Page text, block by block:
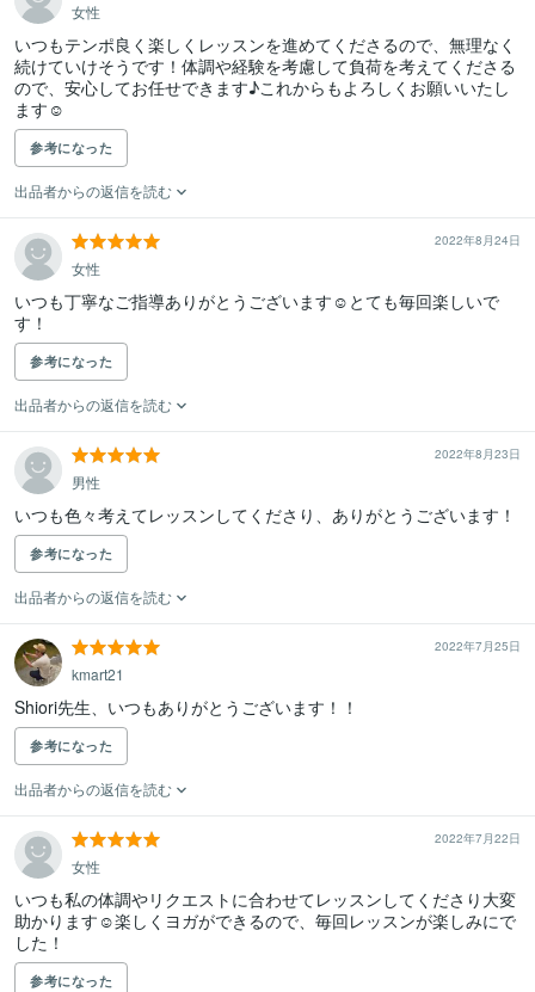
女性
いつもテンポ良く楽しくレッスンを進めてくださるので、無理なく
続けていけそうです！体調や経験を考慮して負荷を考えてくださる
ので、安心してお任せできます♪これからもよろしくお願いいたし
ます☺︎
参考になった
出品者からの返信を読む
2022年8月24日
女性
いつも丁寧なご指導ありがとうございます☺︎とても毎回楽しいで
す！
参考になった
出品者からの返信を読む
2022年8月23日
男性
いつも色々考えてレッスンしてくださり、ありがとうございます！
参考になった
出品者からの返信を読む
2022年7月25日
kmart21
Shiori先生、いつもありがとうございます！！
参考になった
出品者からの返信を読む
2022年7月22日
女性
いつも私の体調やリクエストに合わせてレッスンしてくださり大変
助かります☺︎楽しくヨガができるので、毎回レッスンが楽しみにで
した！
参考になった